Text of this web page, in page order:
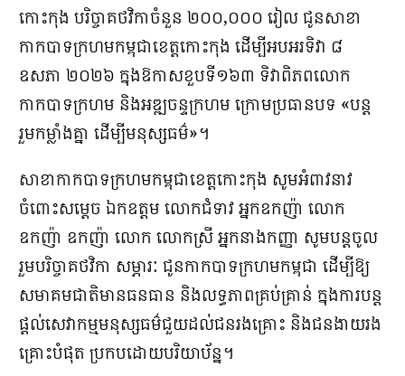
កោះកុង បរិច្ចាគថវិកាចំនួន ២០០,០០០ រៀល ជូនសាខា
កាកបាទក្រហម​កម្ពុជាខេត្តកោះកុង ដើម្បីអបអរទិវា ៨
ឧសភា ២០២៦ ក្នុងឱកាសខួបទី១៦៣ ទិវាពិភពលោក
កាកបាទក្រហម និងអឌ្ឍចន្ទក្រហម ក្រោមប្រធានបទ «បន្ត
រួមកម្លាំងគ្នា ដើម្បីមនុស្សធម៌»។
សាខាកាកបាទក្រហមកម្ពុជាខេត្តកោះកុង សូមអំពាវនាវ
ចំពោះសម្តេច ឯកឧត្តម លោកជំទាវ អ្នកឧកញ៉ា លោក
ឧកញ៉ា ឧកញ៉ា លោក លោកស្រី អ្នកនាងកញ្ញា សូមបន្តចូល
រួមបរិច្ចាគថវិកា សម្ភារៈ ជូនកាកបាទក្រហមកម្ពុជា ដើម្បីឱ្យ
សមាគមជាតិមានធនធាន និងលទ្ធភាពគ្រប់គ្រាន់ ក្នុងការបន្ត
ផ្តល់សេវាកម្មមនុស្សធម៌ជួយដល់ជនរងគ្រោះ និងជនងាយរង
គ្រោះបំផុត ប្រកបដោយបរិយាប័ន្ន។